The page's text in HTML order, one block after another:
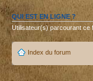
QUI EST EN LIGNE ?
Utilisateur(s) parcourant ce
Index du forum